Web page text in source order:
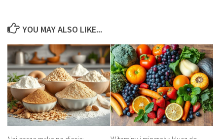
YOU MAY ALSO LIKE...